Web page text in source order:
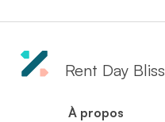
Rent Day Bliss
À propos